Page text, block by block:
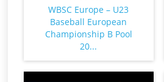
WBSC Europe – U23
Baseball European
Championship B Pool
20...